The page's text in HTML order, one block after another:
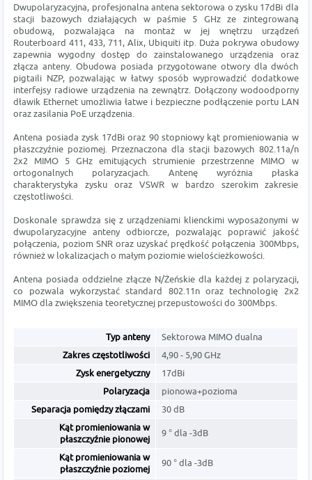
Dwupolaryzacyjna, profesjonalna antena sektorowa o zysku 17dBi dla
stacji bazowych działających w paśmie 5 GHz ze zintegrowaną
obudową, pozwalająca na montaż w jej wnętrzu urządzeń
Routerboard 411, 433, 711, Alix, Ubiquiti itp. Duża pokrywa obudowy
zapewnia wygodny dostęp do zainstalowanego urządzenia oraz
złącza anteny. Obudowa posiada przygotowane otwory dla dwóch
pigtaili NZP, pozwalając w łatwy sposób wyprowadzić dodatkowe
interfejsy radiowe urządzenia na zewnątrz. Dołączony wodoodporny
dławik Ethernet umożliwia łatwe i bezpieczne podłączenie portu LAN
oraz zasilania PoE urządzenia.
Antena posiada zysk 17dBi oraz 90 stopniowy kąt promieniowania w
płaszczyźnie poziomej. Przeznaczona dla stacji bazowych 802.11a/n
2x2 MIMO 5 GHz emitujących strumienie przestrzenne MIMO w
ortogonalnych polaryzacjach. Antenę wyróżnia płaska
charakterystyka zysku oraz VSWR w bardzo szerokim zakresie
częstotliwości.
Doskonale sprawdza się z urządzeniami klienckimi wyposażonymi w
dwupolaryzacyjne anteny odbiorcze, pozwalając poprawić jakość
połączenia, poziom SNR oraz uzyskać prędkość połączenia 300Mbps,
również w lokalizacjach o małym poziomie wielościeżkowości.
Antena posiada oddzielne złącze N/Żeńskie dla każdej z polaryzacji,
co pozwala wykorzystać standard 802.11n oraz technologię 2x2
MIMO dla zwiększenia teoretycznej przepustowości do 300Mbps.
Typ anteny
Sektorowa MIMO dualna
Zakres częstotliwości
4,90 - 5,90 GHz
Zysk energetyczny
17dBi
Polaryzacja
pionowa+pozioma
Separacja pomiędzy złączami
30 dB
Kąt promieniowania w
płaszczyźnie pionowej
9 ° dla -3dB
Kąt promieniowania w
płaszczyźnie poziomej
90 ° dla -3dB